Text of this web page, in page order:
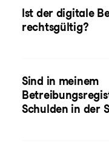
Ist der digitale
rechtsgültig?
Sind in meinem
Schulden in der